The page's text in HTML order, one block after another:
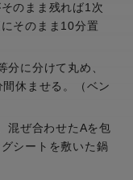
のまま残れば1次
そのまま10分置
に分けて丸め、
休ませる。（ベン
混ぜ合わせたAを包
シートを敷いた鍋